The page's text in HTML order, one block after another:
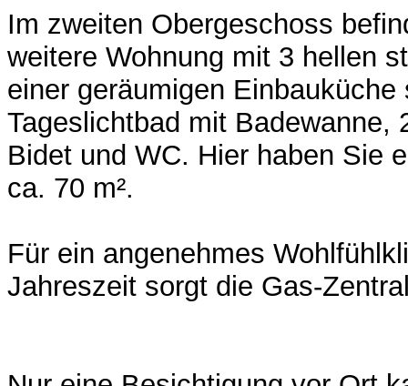
Im zweiten Obergeschoss
weitere Wohnung mit 3 hellen
einer geräumigen Einbauküche
Tageslichtbad mit Badewanne,
Bidet und WC. Hier haben Sie
ca. 70 m².
Für ein angenehmes
Jahreszeit sorgt die Gas-